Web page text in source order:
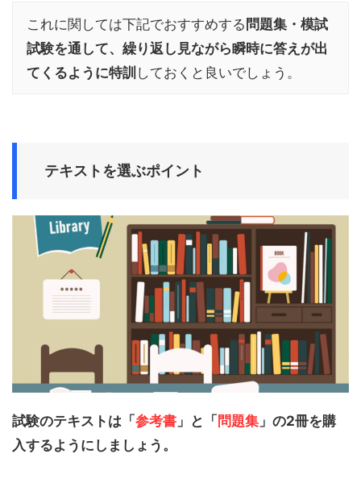
これに関しては下記でおすすめする 問題集・模試
試験を通して、繰り返し見ながら瞬時に答えが出
てくるように特訓 しておくと良いでしょう。
テキストを選ぶポイント
試験のテキストは「 参考書 」と「 問題集 」の2冊を購
入するようにしましょう。